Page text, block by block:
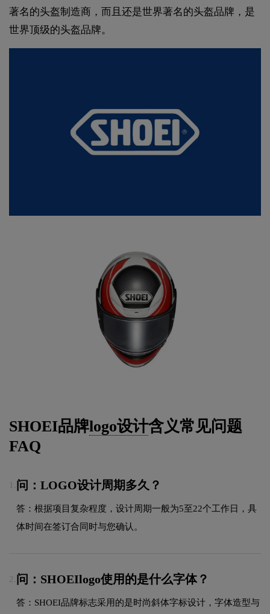
著名的头盔制造商，而且还是世界著名的头盔品牌，是
世界顶级的头盔品牌。
SHOEI品牌logo设计含义常见问题
FAQ
问：LOGO设计周期多久？
答：根据项目复杂程度，设计周期一般为5至22个工作日，具
体时间在签订合同时与您确认。
2. 问：SHOEIlogo使用的是什么字体？
答：SHOEI品牌标志采用的是时尚斜体字标设计，字体造型与